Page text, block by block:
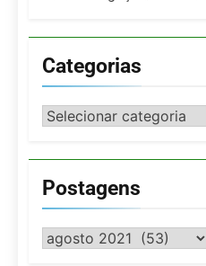
Categorias
Categorias
Postagens
Postagens